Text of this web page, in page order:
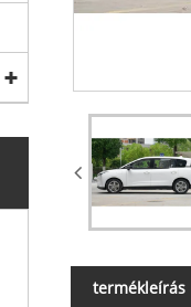
termékleírás